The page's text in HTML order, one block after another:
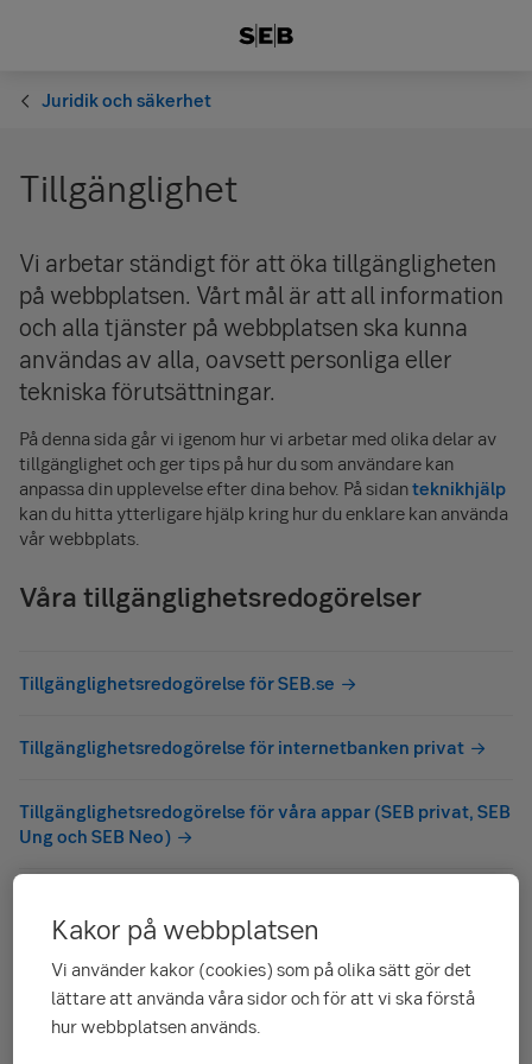
Juridik och säkerhet
Tillgänglighet
Vi arbetar ständigt för att öka tillgängligheten
på webbplatsen. Vårt mål är att all information
och alla tjänster på webbplatsen ska kunna
användas av alla, oavsett personliga eller
tekniska förutsättningar.
På denna sida går vi igenom hur vi arbetar med olika delar av
tillgänglighet och ger tips på hur du som användare kan
anpassa din upplevelse efter dina behov. På sidanteknikhjälp
kan du hitta ytterligare hjälp kring hur du enklare kan använda
vår webbplats.
Våra tillgänglighetsredogörelser
Tillgänglighetsredogörelse för SEB.se
Tillgänglighetsredogörelse för internetbanken privat
Tillgänglighetsredogörelse för våra appar (SEB privat, SEB
Ung och SEB Neo)
Tillgänglighetsredogörelse för Mina kort
Kakor på webbplatsen
Vi använder kakor (cookies) som på olika sätt gör det
lättare att använda våra sidor och för att vi ska förstå
hur webbplatsen används.